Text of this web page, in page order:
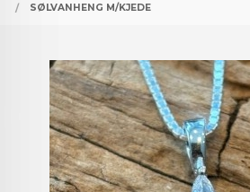
SØLVANHENG M/KJEDE